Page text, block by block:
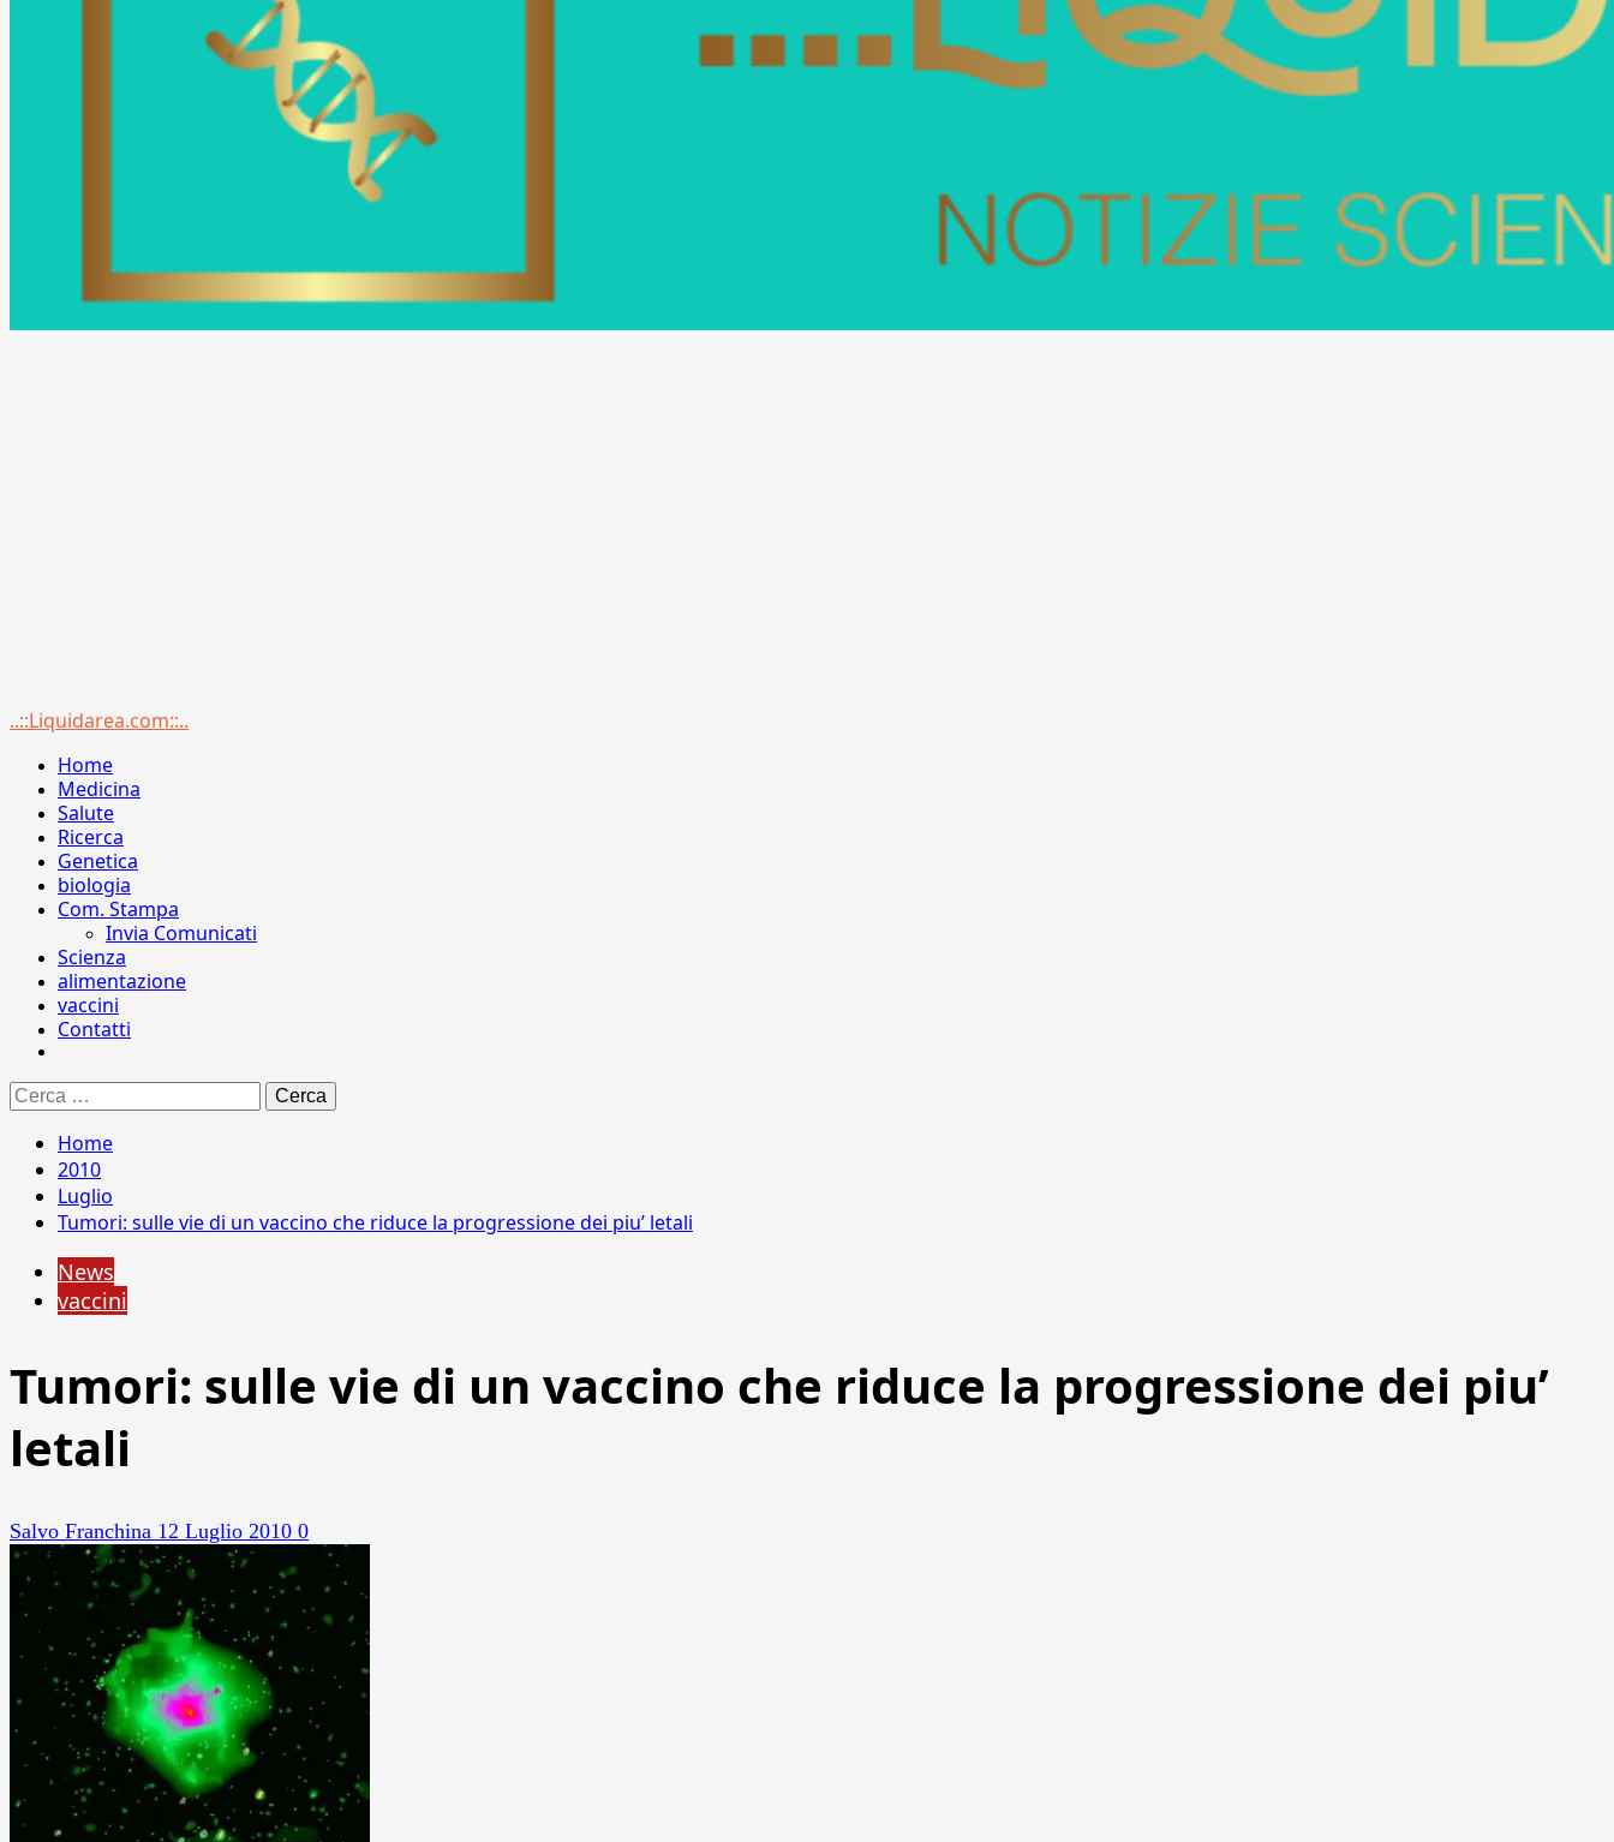
Menu
..::Liquidarea.com::..
Home
Medicina
Salute
Ricerca
Genetica
biologia
Com. Stampa
Invia Comunicati
Scienza
alimentazione
vaccini
Contatti
Ricerca
per:
Home
2010
Luglio
Tumori: sulle vie di un vaccino che riduce la progressione dei piu’ letali
News
vaccini
Tumori: sulle vie di un vaccino che riduce la progressione dei piu’
letali
Salvo Franchina 12 Luglio 2010 0